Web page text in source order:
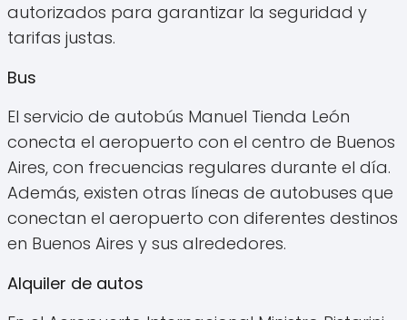
autorizados para garantizar la seguridad y
tarifas justas.
Bus
El servicio de autobús Manuel Tienda León
conecta el aeropuerto con el centro de Buenos
Aires, con frecuencias regulares durante el día.
Además, existen otras líneas de autobuses que
conectan el aeropuerto con diferentes destinos
en Buenos Aires y sus alrededores.
Alquiler de autos